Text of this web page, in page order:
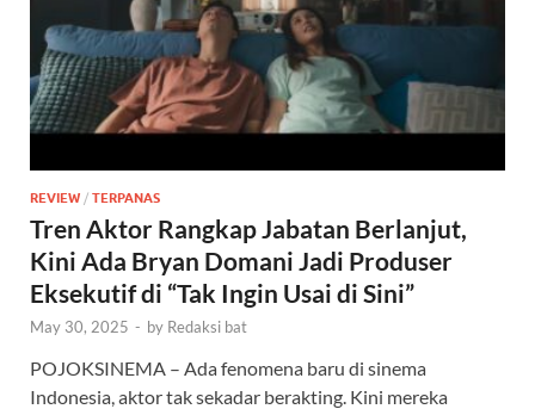
REVIEW / TERPANAS
Tren Aktor Rangkap Jabatan Berlanjut,
Kini Ada Bryan Domani Jadi Produser
Eksekutif di “Tak Ingin Usai di Sini”
May 30, 2025 - by Redaksi bat
POJOKSINEMA – Ada fenomena baru di sinema
Indonesia, aktor tak sekadar berakting. Kini mereka